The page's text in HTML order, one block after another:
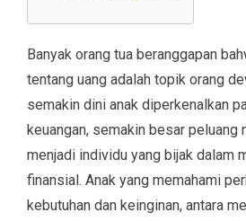
Banyak orang tua beranggapan
tentang uang adalah topik orang
semakin dini anak diperkenalkan
keuangan, semakin besar peluang
menjadi individu yang bijak dalam
finansial. Anak yang memahami
kebutuhan dan keinginan, antara